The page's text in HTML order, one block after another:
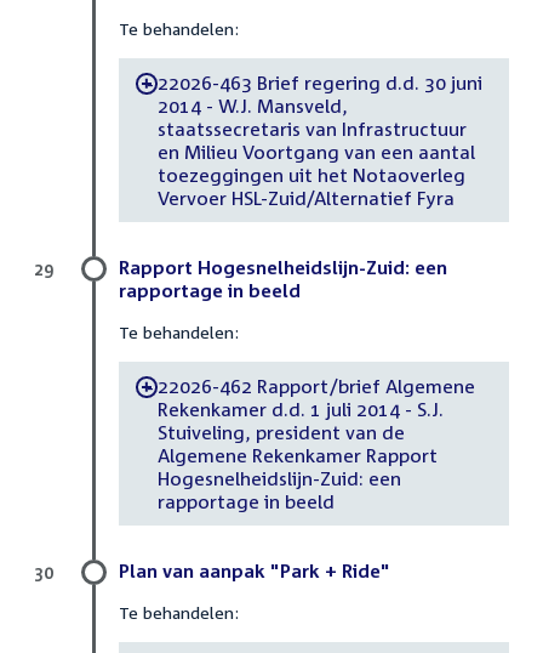
Te behandelen:
-22026-463 Brief regering d.d. 30 juni
2014 - W.J. Mansveld,
staatssecretaris van Infrastructuur
en Milieu Voortgang van een aantal
toezeggingen uit het Notaoverleg
Vervoer HSL-Zuid/Alternatief Fyra
Rapport Hogesnelheidslijn-Zuid: een
rapportage in beeld
Te behandelen:
-22026-462 Rapport/brief Algemene
Rekenkamer d.d. 1 juli 2014 - S.J.
Stuiveling, president van de
Algemene Rekenkamer Rapport
Hogesnelheidslijn-Zuid: een
rapportage in beeld
29
Plan van aanpak "Park + Ride"
Te behandelen:
30